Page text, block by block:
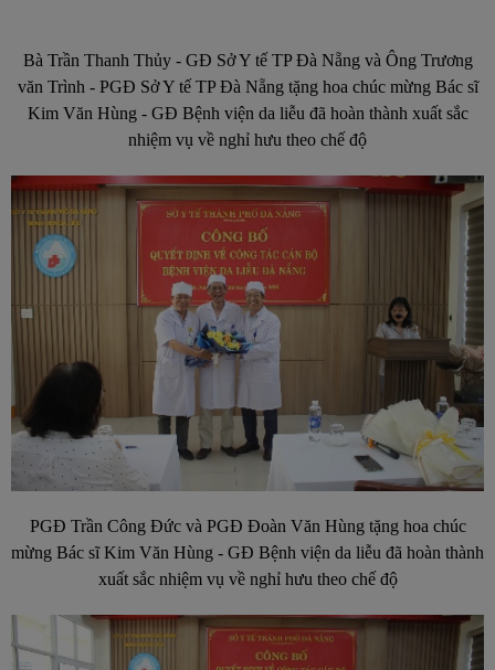
Bà Trần Thanh Thủy - GĐ Sở Y tế TP Đà Nẵng và Ông Trương
văn Trình - PGĐ Sở Y tế TP Đà Nẵng tặng hoa chúc mừng Bác sĩ
Kim Văn Hùng - GĐ Bệnh viện da liễu đã hoàn thành xuất sắc
nhiệm vụ về nghỉ hưu theo chế độ
PGĐ Trần Công Đức và PGĐ Đoàn Văn Hùng tặng hoa chúc
mừng Bác sĩ Kim Văn Hùng - GĐ Bệnh viện da liễu đã hoàn thành
xuất sắc nhiệm vụ về nghỉ hưu theo chế độ